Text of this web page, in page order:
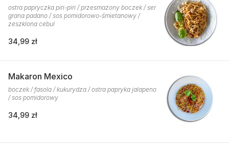
ostra papryczka piri-piri / przesmażony boczek / ser
grana padano / sos pomidorowo-śmietanowy /
zeszklona cebul
34,99 zł
Makaron Mexico
boczek / fasola / kukurydza / ostra papryka jalapeno
/ sos pomidorowy
34,99 zł